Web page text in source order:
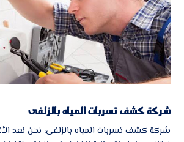
شركة كشف تسربات المياه بالزلفى
شركة كشف تسربات المياه بالزلفى، نحن نعد